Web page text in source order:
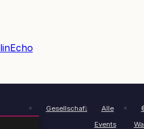
Gesellschaft
Alle
Events